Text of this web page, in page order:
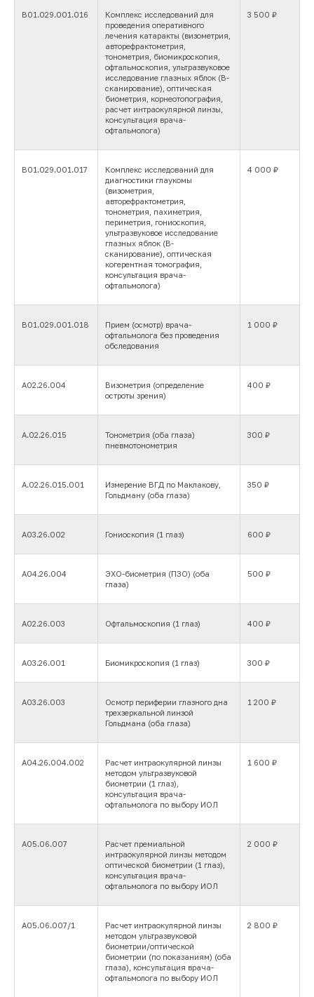
В01.029.001.016
Комплекс исследований для
проведения оперативного
лечения катаракты (визометрия,
авторефрактометрия,
тонометрия, биомикроскопия,
офтальмоскопия, ультразвуковое
исследование глазных яблок (В-
сканирование), оптическая
биометрия, корнеотопография,
расчет интраокулярной линзы,
консультация врача-
офтальмолога)
3 500 ₽
В01.029.001.017
Комплекс исследований для
диагностики глаукомы
(визометрия,
авторефрактометрия,
тонометрия, пахиметрия,
периметрия, гониоскопия,
ультразвуковое исследование
глазных яблок (В-
сканирование), оптическая
когерентная томография,
консультация врача-
офтальмолога)
4 000 ₽
В01.029.001.018
Прием (осмотр) врача-
офтальмолога без проведения
обследования
1 000 ₽
А02.26.004
Визометрия (определение
остроты зрения)
400 ₽
А.02.26.015
Тонометрия (оба глаза)
пневмотонометрия
300 ₽
А.02.26.015.001
Измерение ВГД по Маклакову,
Гольдману (оба глаза)
350 ₽
A03.26.002 Гониоскопия (1 глаз) 600 ₽
A04.26.004
ЭХО-биометрия (ПЗО) (оба
глаза)
500 ₽
А02.26.003 Офтальмоскопия (1 глаз) 400 ₽
А03.26.001 Биомикроскопия (1 глаз) 300 ₽
А03.26.003
Осмотр периферии глазного дна
трехзеркальной линзой
Гольдмана (оба глаза)
1 200 ₽
A04.26.004.002
Расчет интраокулярной линзы
методом ультразвуковой
биометрии (1 глаз),
консультация врача-
офтальмолога по выбору ИОЛ
1 600 ₽
А05.06.007
Расчет премиальной
интраокулярной линзы методом
оптической биометрии (1 глаз),
консультация врача-
офтальмолога по выбору ИОЛ
2 000 ₽
А05.06.007/1
Расчет интраокулярной линзы
методом ультразвуковой
биометрии/оптической
биометрии (по показаниям) (оба
глаза), консультация врача-
офтальмолога по выбору ИОЛ
2 800 ₽
Прайс-лист
Оставьте и Вы свой отзыв на: